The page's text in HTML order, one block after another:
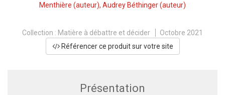
Menthière (auteur), Audrey Béthinger(auteur)
Collection : Matière à débattre et décider
Octobre 2021
Référencer ce produit sur votre site
Présentation